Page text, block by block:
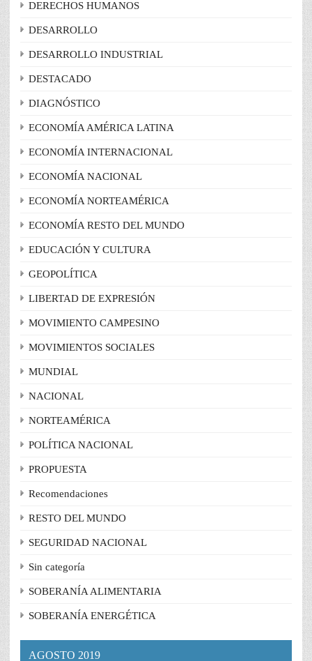
DERECHOS HUMANOS
DESARROLLO
DESARROLLO INDUSTRIAL
DESTACADO
DIAGNÓSTICO
ECONOMÍA AMÉRICA LATINA
ECONOMÍA INTERNACIONAL
ECONOMÍA NACIONAL
ECONOMÍA NORTEAMÉRICA
ECONOMÍA RESTO DEL MUNDO
EDUCACIÓN Y CULTURA
GEOPOLÍTICA
LIBERTAD DE EXPRESIÓN
MOVIMIENTO CAMPESINO
MOVIMIENTOS SOCIALES
MUNDIAL
NACIONAL
NORTEAMÉRICA
POLÍTICA NACIONAL
PROPUESTA
Recomendaciones
RESTO DEL MUNDO
SEGURIDAD NACIONAL
Sin categoría
SOBERANÍA ALIMENTARIA
SOBERANÍA ENERGÉTICA
AGOSTO 2019